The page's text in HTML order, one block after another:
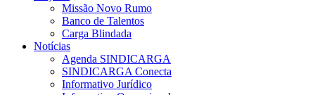
Missão Novo Rumo
Banco de Talentos
Carga Blindada
Notícias
Agenda SINDICARGA
SINDICARGA Conecta
Informativo Jurídico